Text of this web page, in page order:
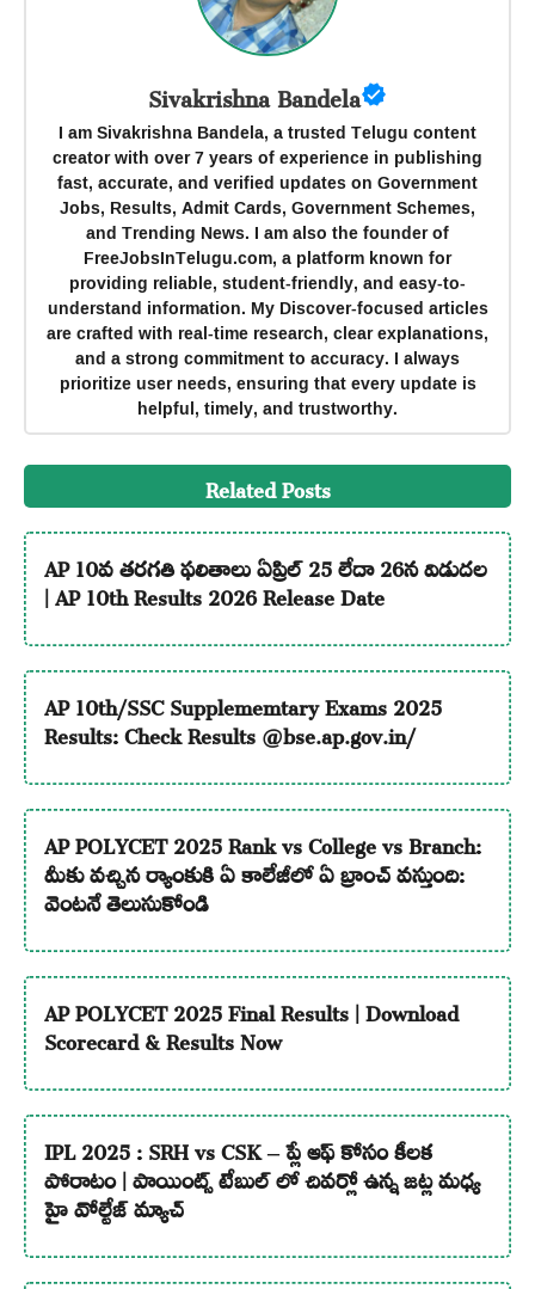
Sivakrishna Bandela
I am Sivakrishna Bandela, a trusted Telugu content
creator with over 7 years of experience in publishing
fast, accurate, and verified updates on Government
Jobs, Results, Admit Cards, Government Schemes,
and Trending News. I am also the founder of
FreeJobsInTelugu.com, a platform known for
providing reliable, student-friendly, and easy-to-
understand information. My Discover-focused articles
are crafted with real-time research, clear explanations,
and a strong commitment to accuracy. I always
prioritize user needs, ensuring that every update is
helpful, timely, and trustworthy.
Related Posts
AP 10వ తరగతి ఫలితాలు ఏప్రిల్ 25 లేదా 26న విడుదల
| AP 10th Results 2026 Release Date
AP 10th/SSC Supplememtary Exams 2025
Results: Check Results @bse.ap.gov.in/
AP POLYCET 2025 Rank vs College vs Branch:
మీకు వచ్చిన ర్యాంకుకి ఏ కాలేజీలో ఏ బ్రాంచ్ వస్తుంది:
వెంటనే తెలుసుకోండి
AP POLYCET 2025 Final Results | Download
Scorecard & Results Now
IPL 2025 : SRH vs CSK – ప్లే ఆఫ్ కోసం కీలక
పోరాటం | పాయింట్స్ టేబుల్ లో చివర్లో ఉన్న జట్ల మధ్య
హై వోల్టేజ్ మ్యాచ్